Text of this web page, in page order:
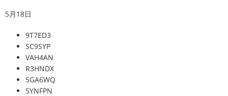
5月18日
9T7ED3
SC9SYP
VAH4AN
R3HNDX
5GA6WQ
5YNFPN